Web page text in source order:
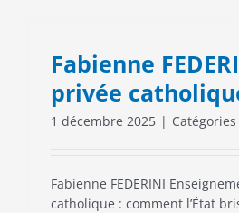
Fabienne
privée
1 décembre 2025 | Catégories
Fabienne FEDERINI
catholique : comment l’État